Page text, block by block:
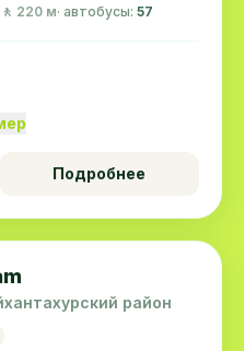
🚶 220 м· автобусы: 57
Подробнее
район